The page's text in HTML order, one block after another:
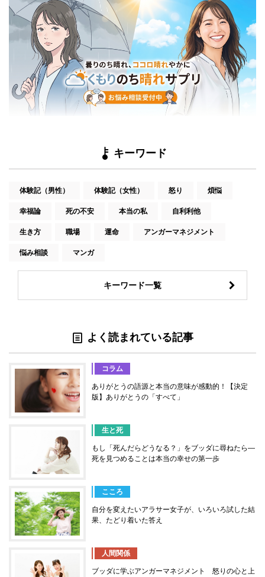
キーワード
体験記（男性） 体験記（女性） 怒り 煩悩
幸福論 死の不安 本当の私 自利利他
生き方 職場 運命 アンガーマネジメント
悩み相談 マンガ
キーワード一覧
よく読まれている記事
コラム
ありがとうの語源と本当の意味が感動的！【決定
版】ありがとうの「すべて」
生と死
もし「死んだらどうなる？」をブッダに尋ねたら―
死を見つめることは本当の幸せの第一歩
こころ
自分を変えたいアラサー女子が、いろいろ試した結
果、たどり着いた答え
人間関係
ブッダに学ぶアンガーマネジメント 怒りの心と上